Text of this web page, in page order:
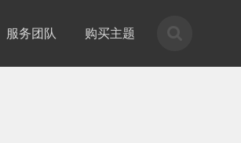
服务团队 购买主题